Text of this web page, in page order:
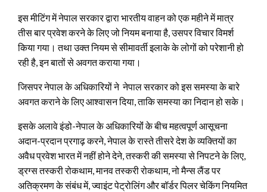
इस मीटिंग में नेपाल सरकार द्वारा भारतीय वाहन को एक महीने में मात्र
तीस बार प्रवेश करने के लिए जो नियम बनाया है, उसपर विचार विमर्श
किया गया। तथा उक्त नियम से सीमावर्ती इलाके के लोगों को परेशानी हो
रही है, इन बातों से अवगत कराया गया।
जिसपर नेपाल के अधिकारियों ने नेपाल सरकार को इस समस्या के बारे
अवगत कराने के लिए आश्वासन दिया, ताकि समस्या का निदान हो सके।
इसके अलावे इंडो-नेपाल के अधिकारियोंं के बीच महत्वपूर्ण आसूचना
अदान-प्रदान प्रगाढ़ करने, नेपाल के रास्ते तीसरे देश के व्यक्तियों का
अवैध प्रवेश भारत में नहीं होने देने, तस्करी की समस्या से निपटने के लिए,
ड्रग्स तस्करी रोकथाम, मानव तस्करी रोकथाम, नो मैन्स लैंड पर
अतिक्रमण के संबंध में, ज्वाइंट पेट्रोलिंग और बॉर्डर पिलर चेकिंग नियमित